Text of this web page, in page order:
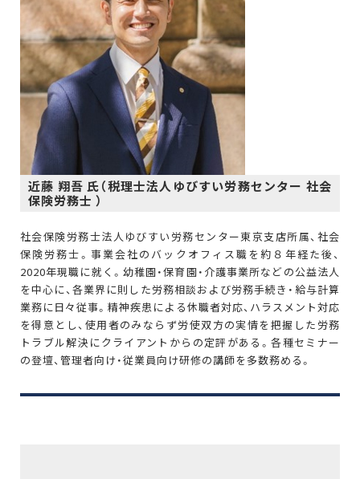
近藤 翔吾 氏（税理士法人ゆびすい労務センター 社会
保険労務士 ）
社会保険労務士法人ゆびすい労務センター東京支店所属、社会
保険労務士。事業会社のバックオフィス職を約８年経た後、
2020年現職に就く。幼稚園・保育園・介護事業所などの公益法人
を中心に、各業界に則した労務相談および労務手続き・給与計算
業務に日々従事。精神疾患による休職者対応、ハラスメント対応
を得意とし、使用者のみならず労使双方の実情を把握した労務
トラブル解決にクライアントからの定評がある。各種セミナー
の登壇、管理者向け・従業員向け研修の講師を多数務める。